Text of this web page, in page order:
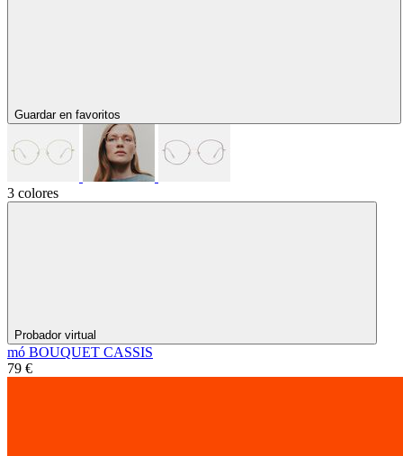
Guardar en favoritos
3 colores
Probador virtual
mó BOUQUET CASSIS
79 €